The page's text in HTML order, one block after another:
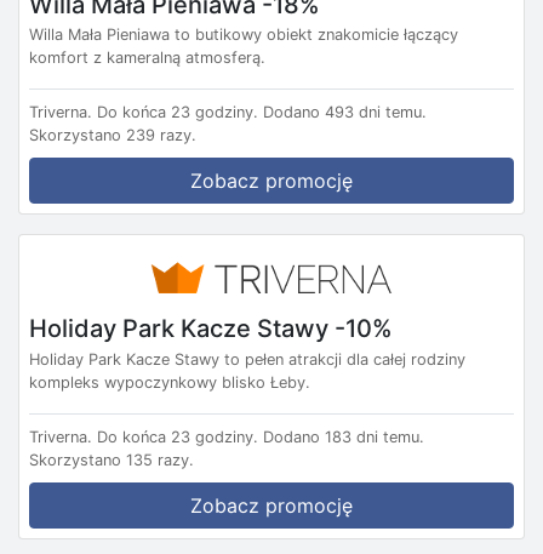
Willa Mała Pieniawa to butikowy obiekt znakomicie łączący
komfort z kameralną atmosferą.
Triverna. Do końca 23 godziny. Dodano 493 dni temu.
Skorzystano 239 razy.
Zobacz promocję
Holiday Park Kacze Stawy -10%
Holiday Park Kacze Stawy to pełen atrakcji dla całej rodziny
kompleks wypoczynkowy blisko Łeby.
Triverna. Do końca 23 godziny. Dodano 183 dni temu.
Skorzystano 135 razy.
Zobacz promocję